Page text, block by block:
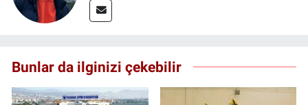
Bunlar da ilginizi çekebilir